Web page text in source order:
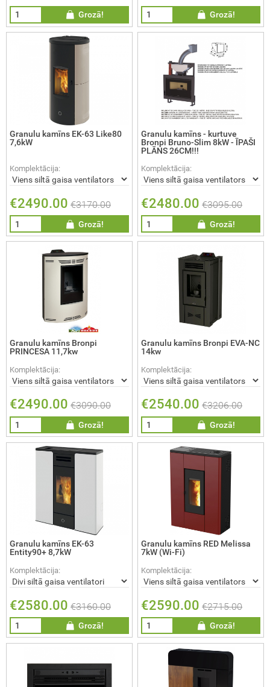
Grozā! Grozā!
Granulu kamīns EK-63 Like80
7,6kW
Komplektācija:
€2490.00 €3170.00
Grozā!
Granulu kamīns - kurtuve
Bronpi Bruno-Slim 8kW - ĪPAŠI
PLĀNS 26CM!!!
Komplektācija:
€2480.00 €3095.00
Grozā!
Granulu kamīns Bronpi
PRINCESA 11,7kw
Komplektācija:
€2490.00 €3090.00
Grozā!
Granulu kamīns Bronpi EVA-NC
14kw
Komplektācija:
€2540.00 €3206.00
Grozā!
Granulu kamīns EK-63
Entity90+ 8,7kW
Komplektācija:
€2580.00 €3160.00
Grozā!
Granulu kamīns RED Melissa
7kW (Wi-Fi)
Komplektācija:
€2590.00 €2715.00
Grozā!